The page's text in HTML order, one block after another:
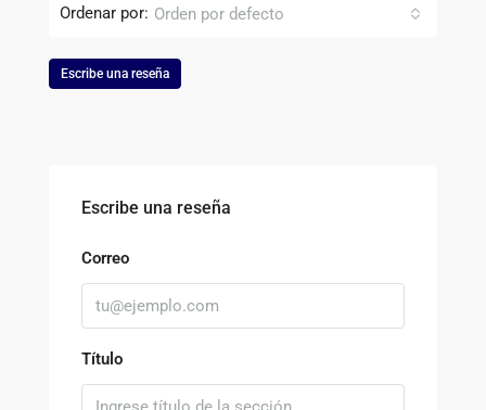
Ordenar por: Orden por defecto
Escribe una reseña
Escribe una reseña
Correo
Título